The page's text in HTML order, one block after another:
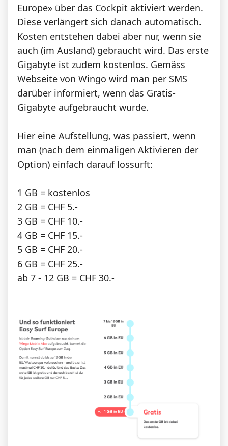
Europe» über das Cockpit aktiviert werden.
Diese verlängert sich danach automatisch.
Kosten entstehen dabei aber nur, wenn sie
auch (im Ausland) gebraucht wird. Das erste
Gigabyte ist zudem kostenlos. Gemäss
Webseite von Wingo wird man per SMS
darüber informiert, wenn das Gratis-
Gigabyte aufgebraucht wurde.
Hier eine Aufstellung, was passiert, wenn
man (nach dem einmaligen Aktivieren der
Option) einfach darauf lossurft:
1 GB = kostenlos
2 GB = CHF 5.-
3 GB = CHF 10.-
4 GB = CHF 15.-
5 GB = CHF 20.-
6 GB = CHF 25.-
ab 7 - 12 GB = CHF 30.-